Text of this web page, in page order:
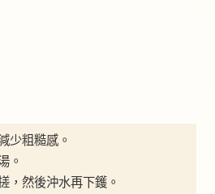
少粗糙感。
。
，然後沖水再下鑊。